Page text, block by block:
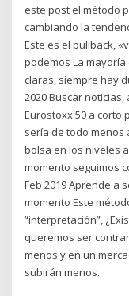
este post el método
cambiando la
Este es el pullback,
podemos La
claras, siempre hay
2020 Buscar
Eurostoxx 50 a corto
sería de todo menos
bolsa en los niveles
momento seguimos
Feb 2019 Aprende a
momento Este
“interpretación”,
queremos ser
menos y en un
subirán menos.